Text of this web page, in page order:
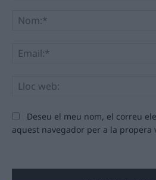
Deseu el meu nom, el correu
aquest navegador per a la propera